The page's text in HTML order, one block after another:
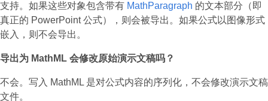
支持。如果这些对象包含带有 MathParagraph 的文本部分（即
真正的 PowerPoint 公式），则会被导出。如果公式以图像形式
嵌入，则不会导出。
导出为 MathML 会修改原始演示文稿吗？
不会。写入 MathML 是对公式内容的序列化，不会修改演示文稿
文件。